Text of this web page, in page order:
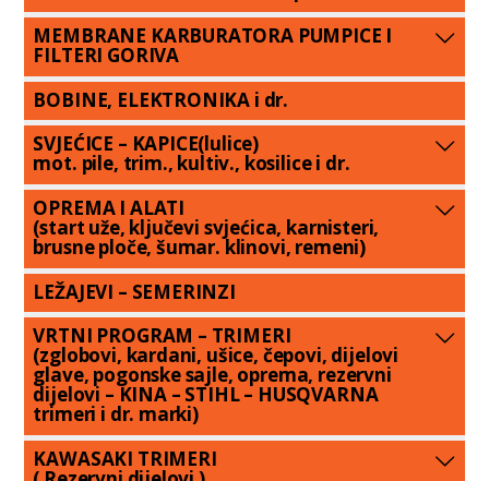
MEMBRANE KARBURATORA PUMPICE I
FILTERI GORIVA
BOBINE, ELEKTRONIKA i dr.
SVJEĆICE – KAPICE(lulice)
mot. pile, trim., kultiv., kosilice i dr.
OPREMA I ALATI
(start uže, ključevi svjećica, karnisteri,
brusne ploče, šumar. klinovi, remeni)
LEŽAJEVI – SEMERINZI
VRTNI PROGRAM – TRIMERI
(zglobovi, kardani, ušice, čepovi, dijelovi
glave, pogonske sajle, oprema, rezervni
dijelovi – KINA – STIHL – HUSQVARNA
trimeri i dr. marki)
KAWASAKI TRIMERI